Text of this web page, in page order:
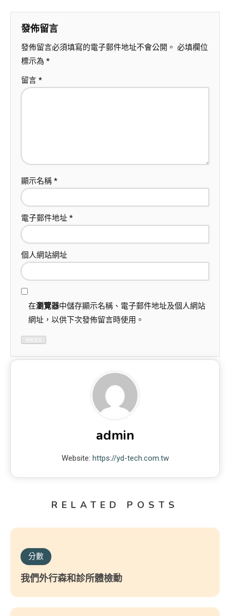
發佈留言
發佈留言必須填寫的電子郵件地址不會公開。 必填欄位
標示為 *
留言 *
顯示名稱 *
電子郵件地址 *
個人網站網址
在瀏覽器中儲存顯示名稱、電子郵件地址及個人網站
網址，以供下次發佈留言時使用。
admin
Website: https://yd-tech.com.tw
RELATED POSTS
分數
我們外行森和診所體檢動